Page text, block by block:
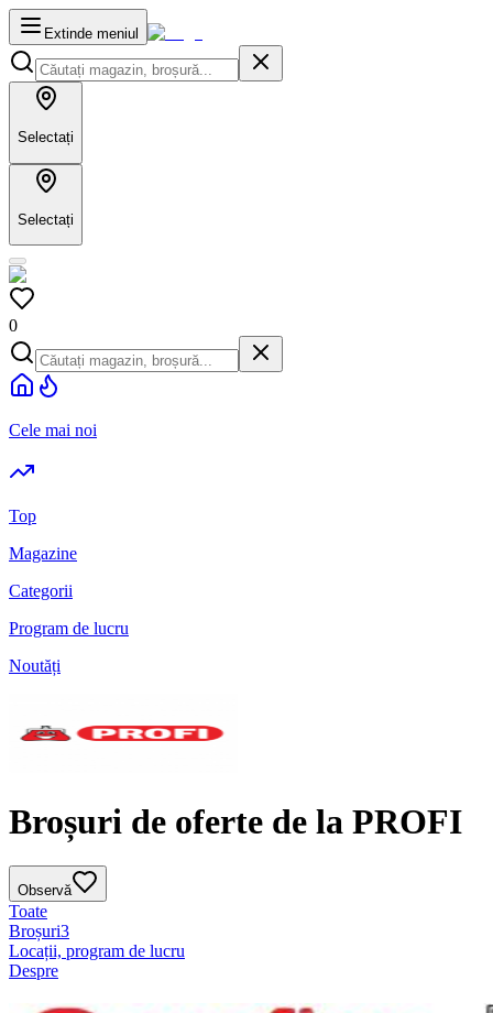
Extinde meniul
Selectați
Selectați
0
Cele mai noi
Top
Magazine
Categorii
Program de lucru
Noutăți
Broșuri de oferte de la PROFI
Observă
Toate
Broșuri3
Locații, program de lucru
Despre